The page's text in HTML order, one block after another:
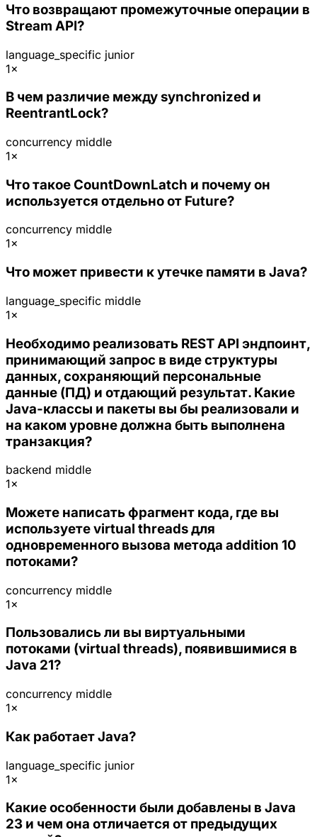
Что возвращают промежуточные операции в
Stream API?
language_specific junior
1×
В чем различие между synchronized и
ReentrantLock?
concurrency middle
1×
Что такое CountDownLatch и почему он
используется отдельно от Future?
concurrency middle
1×
Что может привести к утечке памяти в Java?
language_specific middle
1×
Необходимо реализовать REST API эндпоинт,
принимающий запрос в виде структуры
данных, сохраняющий персональные
данные (ПД) и отдающий результат. Какие
Java-классы и пакеты вы бы реализовали и
на каком уровне должна быть выполнена
транзакция?
backend middle
1×
Можете написать фрагмент кода, где вы
используете virtual threads для
одновременного вызова метода addition 10
потоками?
concurrency middle
1×
Пользовались ли вы виртуальными
потоками (virtual threads), появившимися в
Java 21?
concurrency middle
1×
Как работает Java?
language_specific junior
1×
Какие особенности были добавлены в Java
23 и чем она отличается от предыдущих